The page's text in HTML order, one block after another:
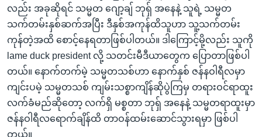
ကျော်
ကြည့်
ရန်
ရှာဖွေ
ရန်
နေရာ
သို့
ကျော်
ဘာသာစကားများ
လည်း အခုဆိုရင် သမ္မတ ဂျော့ချ် ဘုရှ် အနေနဲ့ သူရဲ့ သမ္မတ
သက်တမ်းနှစ်ဆက်အပြီး ဒီနှစ်အကုန်ထိသူဟာ သူ့သက်တမ်း
ကုန်တဲ့အထိ စောင့်နေရတာဖြစ်ပါတယ်။ ဒါကြောင့်မို့လည်း သူကို
lame duck president လို့ သတင်းမီဒီယာတွေက ပြောတာဖြစ်ပါ
တယ်။ နောက်တက်မဲ့ သမ္မတသစ်ဟာ နောက်နှစ် ဇန်နဝါရီလမှာ
ကျင်းပမဲ့ သမ္မတသစ် ကျမ်းသစ္စာကျိန်ဆိုပွဲကြမှ တရားဝင်ရာထူး
လက်ခံမည်ဆိုတော့ လက်ရှိ မစ္စတာ ဘုရှ် အနေနဲ့ သမ္မတရာထူးမှာ
ဇန်နဝါရီလရောက်ချိန်ထိ တာဝန်ထမ်းဆောင်သွားရမှာ ဖြစ်ပါ
တယ်။